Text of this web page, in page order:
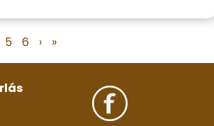
5 6 › »